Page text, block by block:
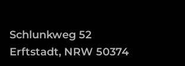
Schlunkweg 52
Erftstadt, NRW 50374